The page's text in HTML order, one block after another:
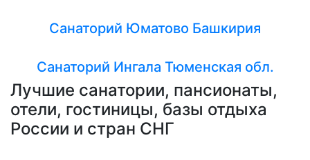
Санаторий Юматово Башкирия
Санаторий Ингала Тюменская обл.
Лучшие санатории, пансионаты,
отели, гостиницы, базы отдыха
России и стран СНГ